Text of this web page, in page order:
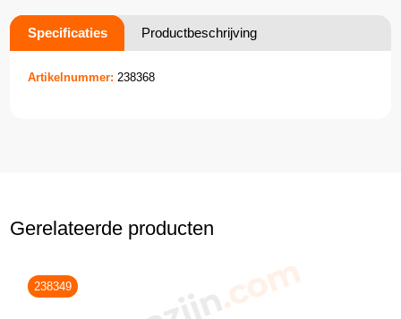
Specificaties Productbeschrijving
Artikelnummer: 238368
Gerelateerde producten
238349